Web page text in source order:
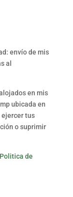
envío de mis
al
en mis
ubicada en
ejercer tus
o suprimir
Politica de